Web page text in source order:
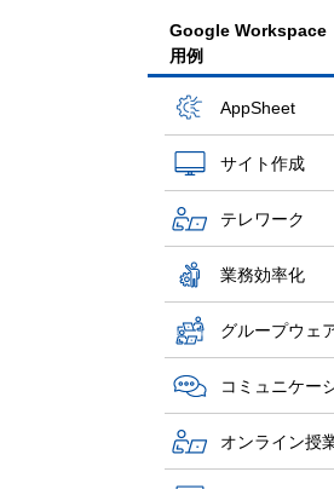
Google Workspace
用例
AppSheet
サイト作成
テレワーク
業務効率化
グループウェ
コミュニケー
オンライン授